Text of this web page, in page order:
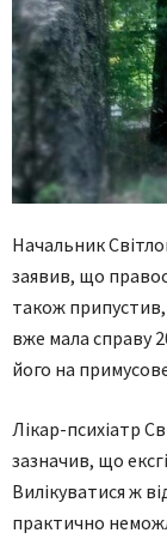
Начальник
заявив, що
також припустив,
вже мала справу
його на
Лікар-психіатр
зазначив, що
Вилікуватися ж
практично